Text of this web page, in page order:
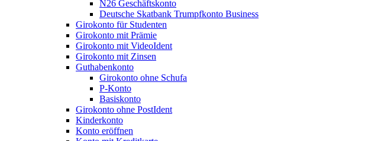
N26 Geschäftskonto
Deutsche Skatbank Trumpfkonto Business
Girokonto für Studenten
Girokonto mit Prämie
Girokonto mit VideoIdent
Girokonto mit Zinsen
Guthabenkonto
Girokonto ohne Schufa
P-Konto
Basiskonto
Girokonto ohne PostIdent
Kinderkonto
Konto eröffnen